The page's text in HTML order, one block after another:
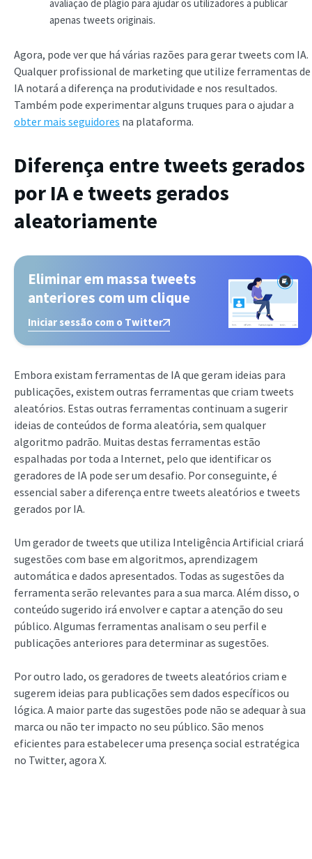
avaliação de plágio para ajudar os utilizadores a publicar
apenas tweets originais.
Agora, pode ver que há várias razões para gerar tweets com IA.
Qualquer profissional de marketing que utilize ferramentas de
IA notará a diferença na produtividade e nos resultados.
Também pode experimentar alguns truques para o ajudar a
obter mais seguidores na plataforma.
Diferença entre tweets gerados
por IA e tweets gerados
aleatoriamente
Eliminar em massa tweets
anteriores com um clique
Iniciar sessão com o Twitter
Embora existam ferramentas de IA que geram ideias para
publicações, existem outras ferramentas que criam tweets
aleatórios. Estas outras ferramentas continuam a sugerir
ideias de conteúdos de forma aleatória, sem qualquer
algoritmo padrão. Muitas destas ferramentas estão
espalhadas por toda a Internet, pelo que identificar os
geradores de IA pode ser um desafio. Por conseguinte, é
essencial saber a diferença entre tweets aleatórios e tweets
gerados por IA.
Um gerador de tweets que utiliza Inteligência Artificial criará
sugestões com base em algoritmos, aprendizagem
automática e dados apresentados. Todas as sugestões da
ferramenta serão relevantes para a sua marca. Além disso, o
conteúdo sugerido irá envolver e captar a atenção do seu
público. Algumas ferramentas analisam o seu perfil e
publicações anteriores para determinar as sugestões.
Por outro lado, os geradores de tweets aleatórios criam e
sugerem ideias para publicações sem dados específicos ou
lógica. A maior parte das sugestões pode não se adequar à sua
marca ou não ter impacto no seu público. São menos
eficientes para estabelecer uma presença social estratégica
no Twitter, agora X.